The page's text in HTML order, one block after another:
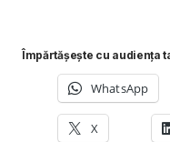
Împărtășește cu audiența
WhatsApp
X